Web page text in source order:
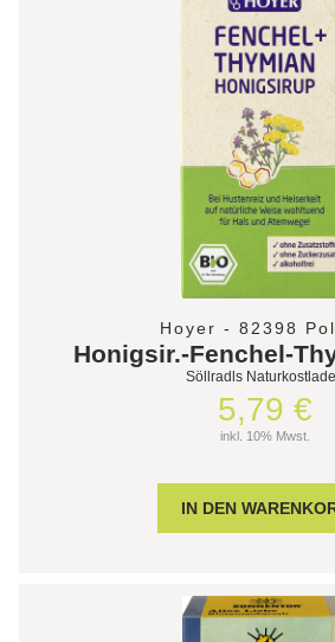
Hoyer - 82398
Honigsir.-Fenchel-
Söllradls
5,79 €
inkl. 10% Mwst.